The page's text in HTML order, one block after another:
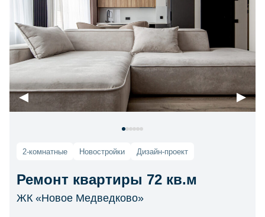
2-комнатные Новостройки Дизайн-проект
Ремонт квартиры 72 кв.м
ЖК «Новое Медведково»